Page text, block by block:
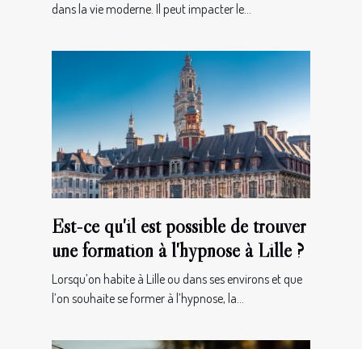
dans la vie moderne. Il peut impacter le...
Est-ce qu'il est possible de trouver
une formation à l'hypnose à Lille ?
Lorsqu’on habite à Lille ou dans ses environs et que
l’on souhaite se former à l’hypnose, la...